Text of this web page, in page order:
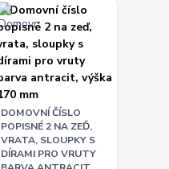
DOMOVNÍ ČÍSLO
POPISNÉ 2 NA ZEĎ,
VRATA, SLOUPKY S
DÍRAMI PRO VRUTY